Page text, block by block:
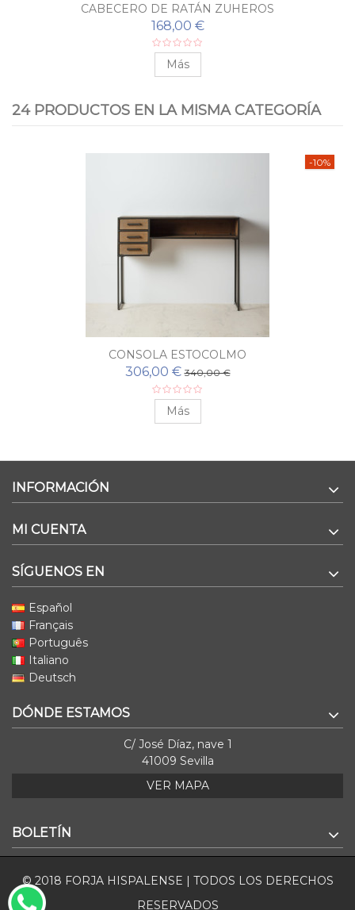
CABECERO DE RATÁN ZUHEROS
168,00 €
Más
24 PRODUCTOS EN LA MISMA CATEGORÍA
-10%
CONSOLA ESTOCOLMO
306,00 €340,00 €
Más
INFORMACIÓN
MI CUENTA
SÍGUENOS EN
Español
Français
Português
Italiano
Deutsch
DÓNDE ESTAMOS
C/ José Díaz, nave 1
41009 Sevilla
VER MAPA
BOLETÍN
© 2018 FORJA HISPALENSE | TODOS LOS DERECHOS
RESERVADOS